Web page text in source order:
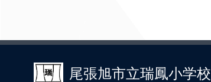
尾張旭市立瑞鳳小学校